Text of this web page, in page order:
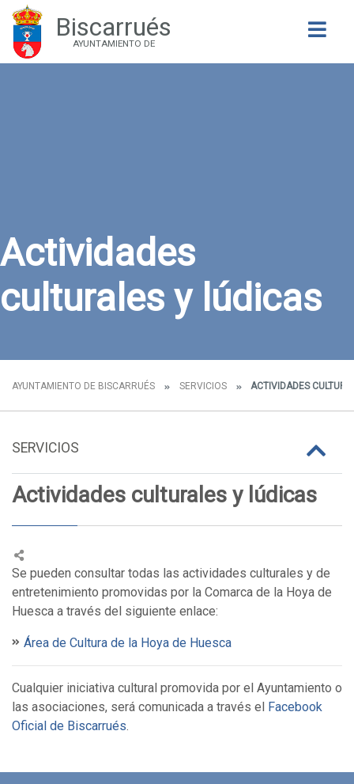
Biscarrués
AYUNTAMIENTO DE
Actividades
culturales y lúdicas
AYUNTAMIENTO DE BISCARRUÉS SERVICIOS ACTIVIDADES
SERVICIOS
Actividades culturales y lúdicas
Se pueden consultar todas las actividades culturales y de
entretenimiento promovidas por la Comarca de la Hoya de
Huesca a través del siguiente enlace:
Área de Cultura de la Hoya de Huesca
Cualquier iniciativa cultural promovida por el Ayuntamiento o
las asociaciones, será comunicada a través el Facebook
Oficial de Biscarrués